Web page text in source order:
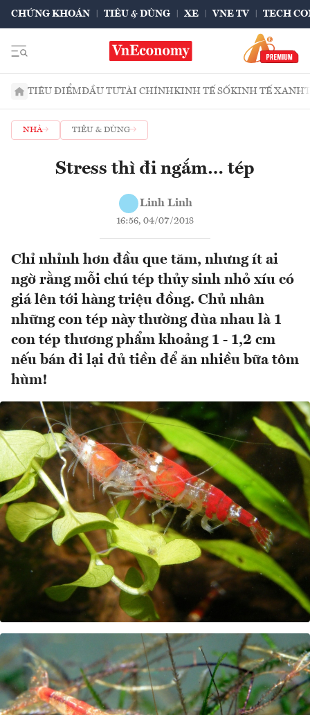
CHỨNG KHOÁN TIÊU & DÙNG XE VNE TV TECH
TIÊU ĐIỂMĐẦU TƯTÀI CHÍNHKINH TẾ SỐKINH TẾ XANH
NHÀ TIÊU & DÙNG
Stress thì đi ngắm… tép
Linh Linh
16:56, 04/07/2018
Chỉ nhỉnh hơn đầu que tăm, nhưng ít ai
ngờ rằng mỗi chú tép thủy sinh nhỏ xíu có
giá lên tới hàng triệu đồng. Chủ nhân
những con tép này thường đùa nhau là 1
con tép thương phẩm khoảng 1 - 1,2 cm
nếu bán đi lại đủ tiền để ăn nhiều bữa tôm
hùm!